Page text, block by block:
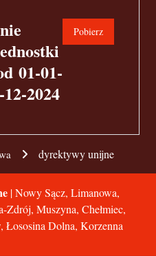
01-01-
2024
Pobierz
dyrektywy unijne
| Nowy Sącz, Limanowa,
Muszyna, Chełmiec,
Dolna, Korzenna